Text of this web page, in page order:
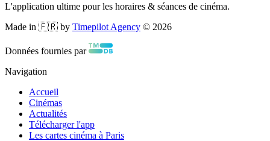
L'application ultime pour les horaires & séances de cinéma.
Made in 🇫🇷 by Timepilot Agency © 2026
Données fournies par
Navigation
Accueil
Cinémas
Actualités
Télécharger l'app
Les cartes cinéma à Paris